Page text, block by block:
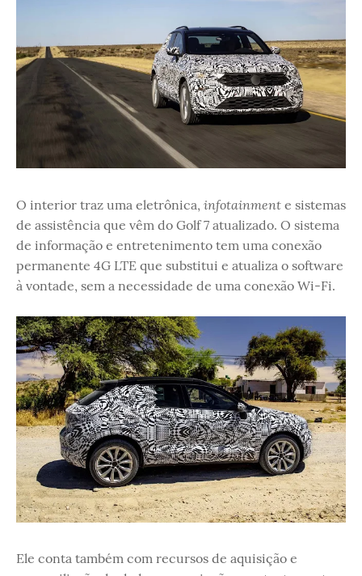
O interior traz uma eletrônica, infotainment e sistemas
de assistência que vêm do Golf 7 atualizado. O sistema
de informação e entretenimento tem uma conexão
permanente 4G LTE que substitui e atualiza o software
à vontade, sem a necessidade de uma conexão Wi-Fi.
Ele conta também com recursos de aquisição e